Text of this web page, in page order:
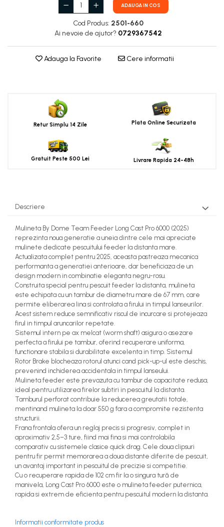
ADAUGA IN COS
Cod Produs: 2501-660
Ai nevoie de ajutor? 0729367542
Adauga la Favorite Cere informatii
Retur Simplu 14 Zile Plata Online Securizata
Gratuit Peste 500 Lei Livrare Rapida 24-48h
Descriere
Mulineta By Dome Team Feeder Long Cast Pro 6000 (2025)
reprezinta noua generatie a uneia dintre cele mai apreciate
mulinete dedicate pescuitului feeder la distanta mare.
Actualizata complet pentru 2025, aceasta pastreaza mecanica
performanta a generatiei anterioare, dar beneficiaza de un
design modern in combinatie eleganta negru-rosu.
Construita special pentru pescuit feeder la distanta, mulineta
este echipata cu un tambur de diametru mare de 67 mm, care
permite eliberarea lina si controlata a firului in timpul lanseurilor.
Acest sistem reduce semnificativ riscul de incurcare si protejeaza
firul in timpul aruncarilor repetate.
Sistemul intern pe ax melcat (worm shaft) asigura o asezare
perfecta a firului pe tambur, oferind recuperare uniforma,
functionare stabila si durabilitate excelenta in timp. Sistemul
Rotor Brake blocheaza rotorul atunci cand pick-up-ul este deschis,
prevenind inchiderea accidentala in timpul lanseului.
Mulineta feeder este prevazuta cu tambur de capacitate redusa,
ideal pentru utilizarea firelor subtiri in pescuitul la distanta.
Tamburul perforat contribuie la reducerea greutatii totale,
mentinand mulineta la doar 550 g fara a compromite rezistenta
structurii.
Frana frontala ofera un reglaj precis si progresiv, complet in
aproximativ 2,5–3 ture, fiind mai fina si mai controlabila
comparativ cu sistemele clasice quick drag. Cele doua clipsuri
pentru fir permit memorarea a doua distante diferite de pescuit,
un avantaj important in pescuitul de precizie si competitie.
Cu o recuperare rapida de 102 cm fir la o singura tură de
manivela, Long Cast Pro 6000 este o mulineta feeder puternica,
rapida si extrem de eficienta pentru pescuitul modern la distanta.
Informatii conformitate produs